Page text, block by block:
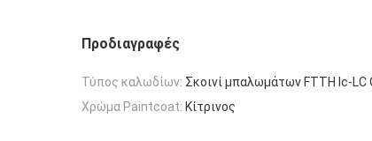
Προδιαγραφές
Τύπος καλωδίων: Σκοινί μπαλωμάτων FTTH lc-LC
Χρώμα Paintcoat: Κίτρινος